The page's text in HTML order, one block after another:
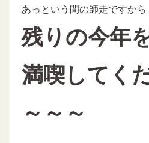
あっという間の師走ですから
残りの今年
満喫してく
～～～